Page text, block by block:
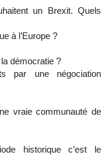
un Brexit. Quels
à l’Europe ?
démocratie ?
par une négociation
vraie communauté de
historique c’est le